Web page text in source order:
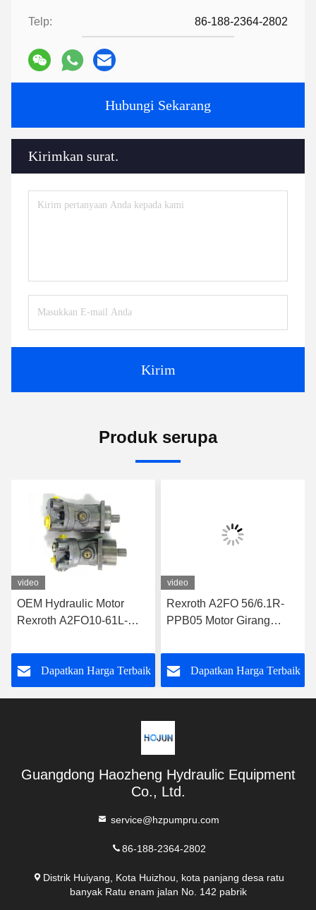
Telp: 86-188-2364-2802
Hubungi Sekarang
Kirimkan surat.
Kirim
Produk serupa
video
OEM Hydraulic Motor
Rexroth A2FO10-61L-
Hidraulik
Dapatkan Harga Terbaik
video
Rexroth A2FO 56/6.1R-
PPB05 Motor Girang
Dapatkan Harga Terbaik
Guangdong Haozheng Hydraulic Equipment
Co., Ltd.
service@hzpumpru.com
86-188-2364-2802
Distrik Huiyang, Kota Huizhou, kota panjang desa ratu
banyak Ratu enam jalan No. 142 pabrik